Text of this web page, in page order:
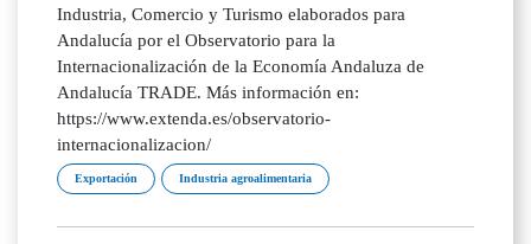
Exportación Industria agroalimentaria